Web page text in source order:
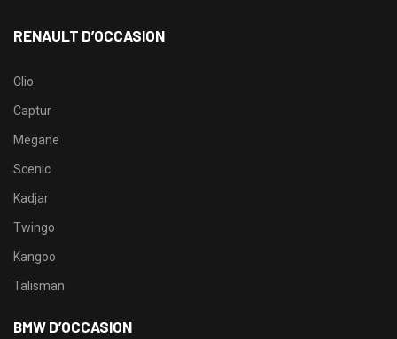
RENAULT D’OCCASION
Clio
Captur
Megane
Scenic
Kadjar
Twingo
Kangoo
Talisman
BMW D’OCCASION